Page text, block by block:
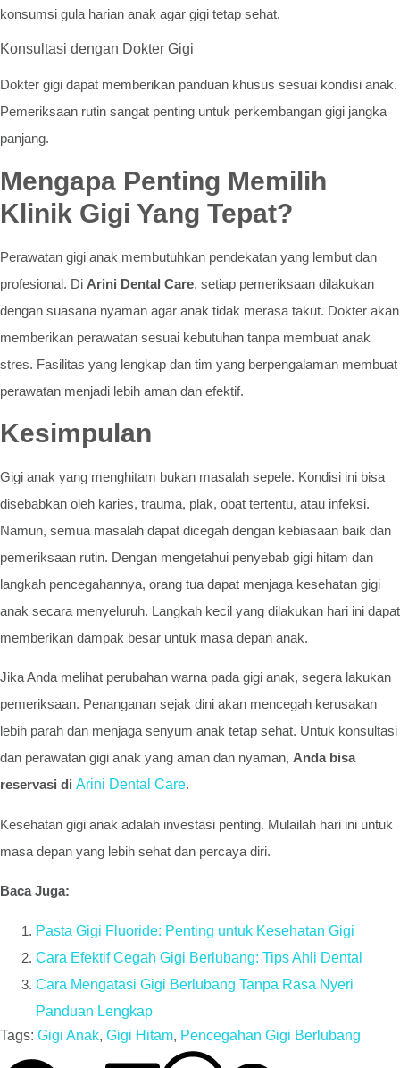
konsumsi gula harian anak agar gigi tetap sehat.
Konsultasi dengan Dokter Gigi
Dokter gigi dapat memberikan panduan khusus sesuai kondisi anak.
Pemeriksaan rutin sangat penting untuk perkembangan gigi jangka
panjang.
Mengapa Penting Memilih
Klinik Gigi Yang Tepat?
Perawatan gigi anak membutuhkan pendekatan yang lembut dan
profesional. Di Arini Dental Care, setiap pemeriksaan dilakukan
dengan suasana nyaman agar anak tidak merasa takut. Dokter akan
memberikan perawatan sesuai kebutuhan tanpa membuat anak
stres. Fasilitas yang lengkap dan tim yang berpengalaman membuat
perawatan menjadi lebih aman dan efektif.
Kesimpulan
Gigi anak yang menghitam bukan masalah sepele. Kondisi ini bisa
disebabkan oleh karies, trauma, plak, obat tertentu, atau infeksi.
Namun, semua masalah dapat dicegah dengan kebiasaan baik dan
pemeriksaan rutin. Dengan mengetahui penyebab gigi hitam dan
langkah pencegahannya, orang tua dapat menjaga kesehatan gigi
anak secara menyeluruh. Langkah kecil yang dilakukan hari ini dapat
memberikan dampak besar untuk masa depan anak.
Jika Anda melihat perubahan warna pada gigi anak, segera lakukan
pemeriksaan. Penanganan sejak dini akan mencegah kerusakan
lebih parah dan menjaga senyum anak tetap sehat. Untuk konsultasi
dan perawatan gigi anak yang aman dan nyaman, Anda bisa
reservasi di Arini Dental Care.
Kesehatan gigi anak adalah investasi penting. Mulailah hari ini untuk
masa depan yang lebih sehat dan percaya diri.
Baca Juga:
Pasta Gigi Fluoride: Penting untuk Kesehatan Gigi
Cara Efektif Cegah Gigi Berlubang: Tips Ahli Dental
Cara Mengatasi Gigi Berlubang Tanpa Rasa Nyeri
Panduan Lengkap
Tags: Gigi Anak, Gigi Hitam, Pencegahan Gigi Berlubang